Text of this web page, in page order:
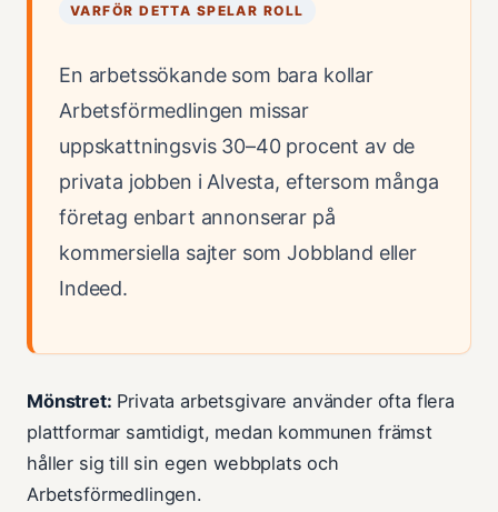
VARFÖR DETTA SPELAR ROLL
En arbetssökande som bara kollar
Arbetsförmedlingen missar
uppskattningsvis 30–40 procent av de
privata jobben i Alvesta, eftersom många
företag enbart annonserar på
kommersiella sajter som Jobbland eller
Indeed.
Mönstret: Privata arbetsgivare använder ofta flera
plattformar samtidigt, medan kommunen främst
håller sig till sin egen webbplats och
Arbetsförmedlingen.